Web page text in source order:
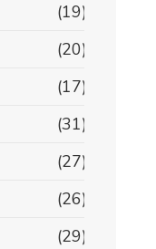
(19)
(20)
(17)
(31)
(27)
(26)
(29)